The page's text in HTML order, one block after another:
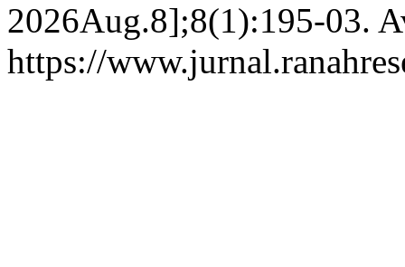
2026Aug.8];8(1):195-03.
https://